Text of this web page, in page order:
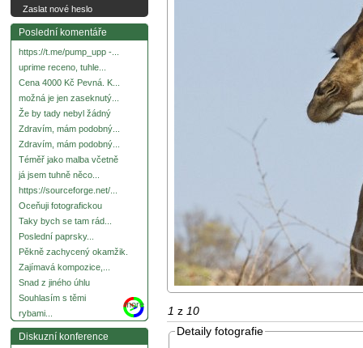
Zaslat nové heslo
Poslední komentáře
https://t.me/pump_upp -...
uprime receno, tuhle...
Cena 4000 Kč Pevná. K...
možná je jen zaseknutý...
Že by tady nebyl žádný
Zdravím, mám podobný...
Zdravím, mám podobný...
Téměř jako malba včetně
já jsem tuhně něco...
https://sourceforge.net/...
Oceňuji fotografickou
Taky bych se tam rád...
Poslední paprsky...
Pěkně zachycený okamžik.
Zajímavá kompozice,...
Snad z jiného úhlu
Souhlasím s těmi
rybami...
more
Diskuzní konference
1 z 10
Detaily fotografie